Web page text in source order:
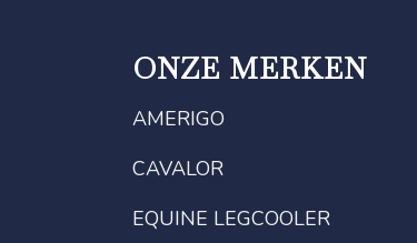
ONZE MERKEN
AMERIGO
CAVALOR
EQUINE LEGCOOLER